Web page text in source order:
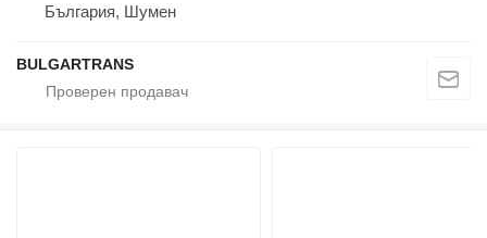
България, Шумен
BULGARTRANS